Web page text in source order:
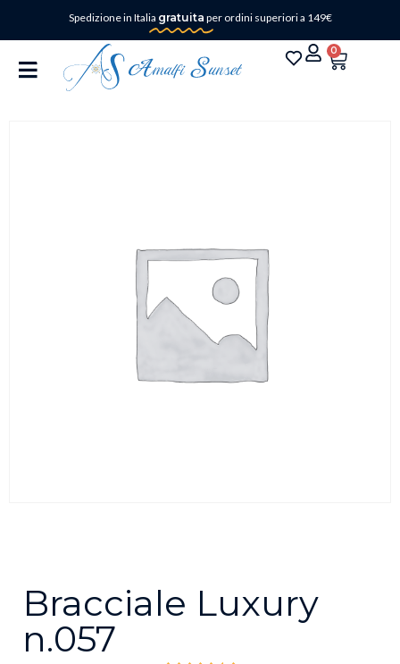
Spedizione in Italia gratuita per ordini superiori a 149€
0
Bracciale Luxury
n.057